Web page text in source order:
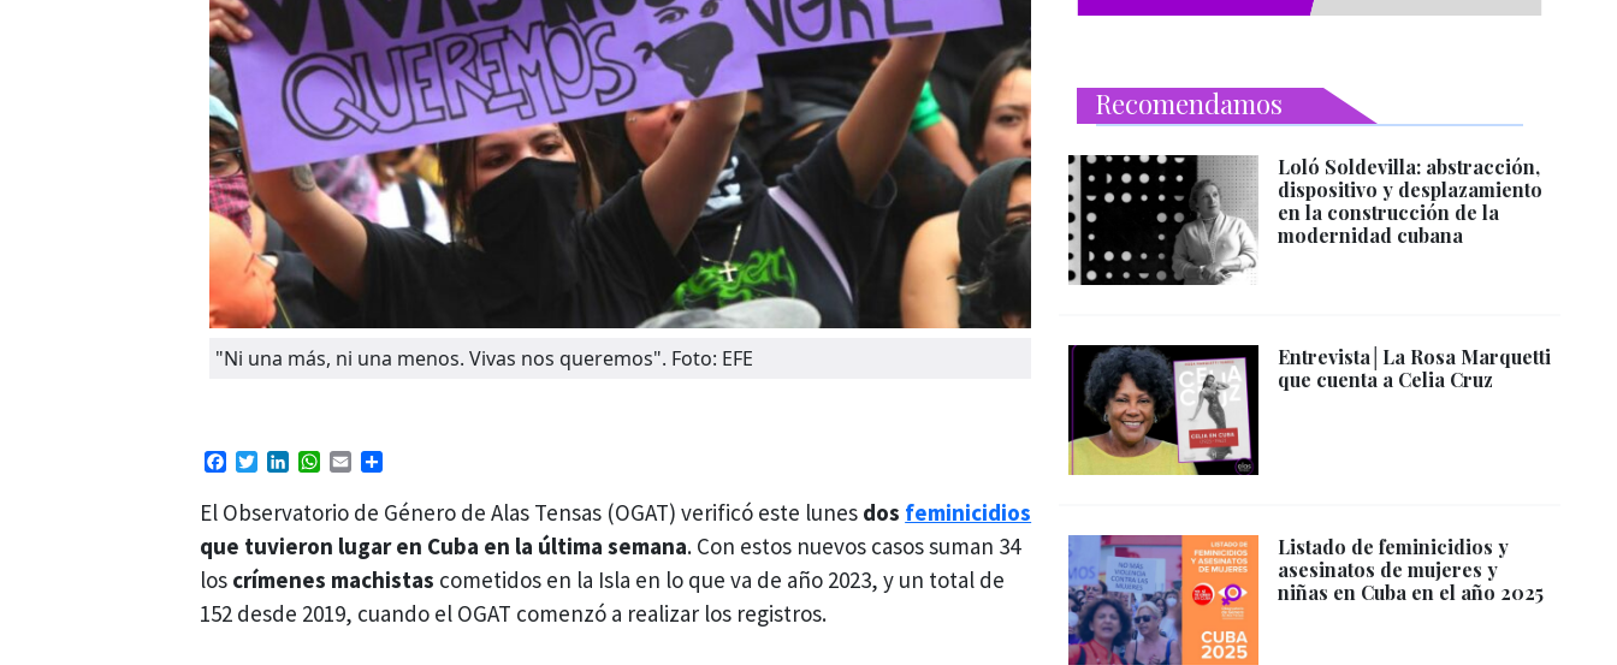
"Ni una más, ni una menos. Vivas nos queremos". Foto: EFE
Facebook
TwitterLinkedIn
WhatsApp
Email
El Observatorio de Género de Alas Tensas (OGAT) verificó este lunes dos feminicidios
que tuvieron lugar en Cuba en la última semana. Con estos nuevos casos suman 34
los crímenes machistas cometidos en la Isla en lo que va de año 2023, y un total de
152 desde 2019, cuando el OGAT comenzó a realizar los registros.
Recomendamos
Loló Soldevilla: abstracción,
dispositivo y desplazamiento
en la construcción de la
modernidad cubana
Entrevista│La Rosa Marquetti
que cuenta a Celia Cruz
Listado de feminicidios y
asesinatos de mujeres y
niñas en Cuba en el año 2025